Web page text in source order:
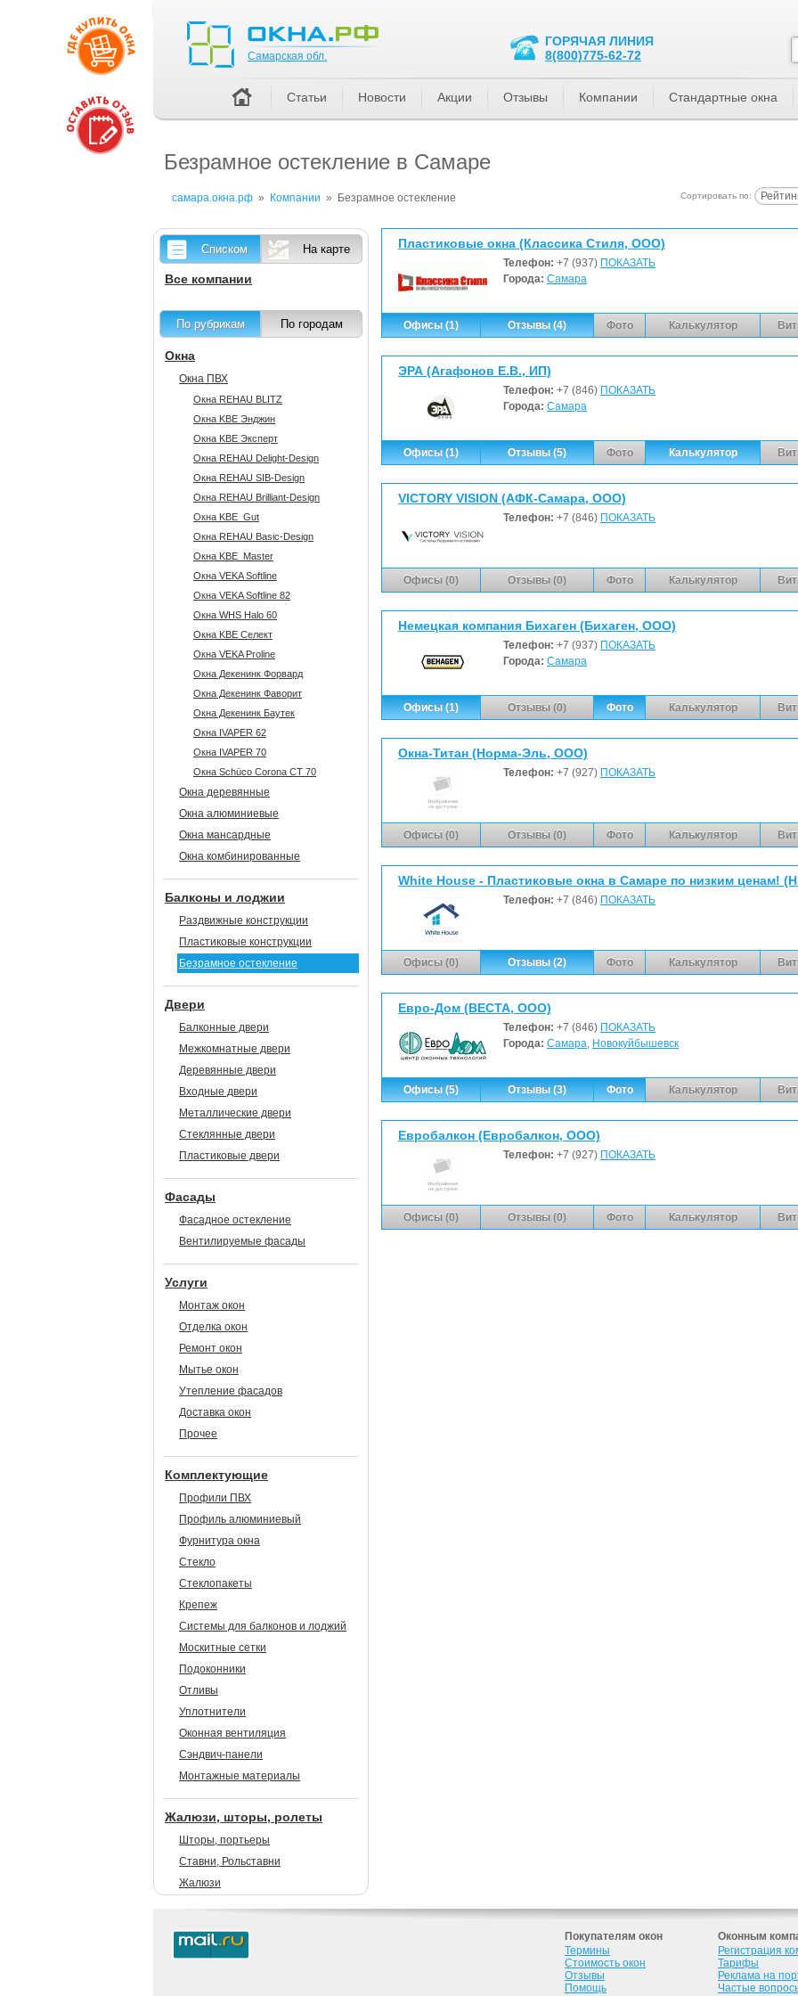
Безрамное остекление в Самаре
Сортировать по:
самара.окна.рф » Компании » Безрамное остекление
Пластиковые окна (Классика Стиля, ООО)
Телефон: +7 (937) ПОКАЗАТЬ
Города: Самара
Офисы (1) Отзывы (4) Фото Калькулятор
ЭРА (Агафонов Е.В., ИП)
Телефон: +7 (846) ПОКАЗАТЬ
Города: Самара
Офисы (1) Отзывы (5) Фото Калькулятор
VICTORY VISION (АФК-Самара, ООО)
Телефон: +7 (846) ПОКАЗАТЬ
Офисы (0) Отзывы (0) Фото Калькулятор
Немецкая компания Бихаген (Бихаген, ООО)
Телефон: +7 (937) ПОКАЗАТЬ
Города: Самара
Офисы (1) Отзывы (0) Фото Калькулятор
Окна-Титан (Норма-Эль, ООО)
Телефон: +7 (927) ПОКАЗАТЬ
Офисы (0) Отзывы (0) Фото Калькулятор
Телефон: +7 (846) ПОКАЗАТЬ
Офисы (0) Отзывы (2) Фото Калькулятор
Евро-Дом (ВЕСТА, ООО)
Телефон: +7 (846) ПОКАЗАТЬ
Города: Самара, Новокуйбышевск
Офисы (5) Отзывы (3) Фото Калькулятор
Евробалкон (Евробалкон, ООО)
Телефон: +7 (927) ПОКАЗАТЬ
Офисы (0) Отзывы (0) Фото Калькулятор
Списком На карте
Все компании
По рубрикам По городам
Окна
Окна ПВХ
Окна REHAU BLITZ
Окна KBE Энджин
Окна KBE Эксперт
Окна REHAU Delight-Design
Окна REHAU SIB-Design
Окна REHAU Brilliant-Design
Окна KBE_Gut
Окна REHAU Basic-Design
Окна KBE_Master
Окна VEKA Softline
Окна VEKA Softline 82
Окна WHS Halo 60
Окна KBE Селект
Окна VEKA Proline
Окна Декенинк Форвард
Окна Декенинк Фаворит
Окна Декенинк Баутек
Окна IVAPER 62
Окна IVAPER 70
Окна Sсhüco Corona CT 70
Окна деревянные
Окна алюминиевые
Окна мансардные
Окна комбинированные
Балконы и лоджии
Раздвижные конструкции
Пластиковые конструкции
Безрамное остекление
Двери
Балконные двери
Межкомнатные двери
Деревянные двери
Входные двери
Металлические двери
Стеклянные двери
Пластиковые двери
Фасады
Фасадное остекление
Вентилируемые фасады
Услуги
Монтаж окон
Отделка окон
Ремонт окон
Мытье окон
Утепление фасадов
Доставка окон
Прочее
Комплектующие
Профили ПВХ
Профиль алюминиевый
Фурнитура окна
Стекло
Стеклопакеты
Крепеж
Системы для балконов и лоджий
Москитные сетки
Подоконники
Отливы
Уплотнители
Оконная вентиляция
Сэндвич-панели
Монтажные материалы
Жалюзи, шторы, ролеты
Шторы, портьеры
Ставни, Рольставни
Жалюзи
Самарская обл.
ГОРЯЧАЯ ЛИНИЯ
8(800)775-62-72
Статьи Новости Акции Отзывы Компании Стандартные окна
Покупателям окон Оконным
Термины
Стоимость окон
Отзывы
Помощь
Регистрация
Тарифы
Реклама на
Частые